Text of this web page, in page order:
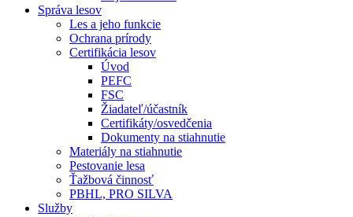
Správa lesov
Les a jeho funkcie
Ochrana prírody
Certifikácia lesov
Úvod
PEFC
FSC
Žiadateľ/účastník
Certifikáty/osvedčenia
Dokumenty na stiahnutie
Materiály na stiahnutie
Pestovanie lesa
Ťažbová činnosť
PBHL, PRO SILVA
Služby